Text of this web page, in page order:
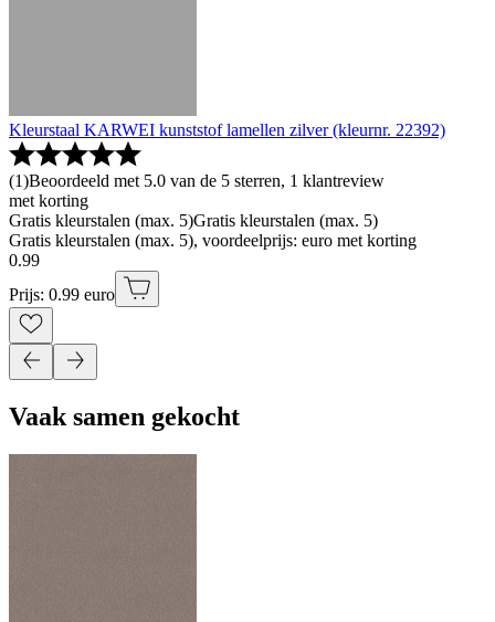
Kleurstaal KARWEI kunststof lamellen zilver (kleurnr. 22392)
(1)Beoordeeld met 5.0 van de 5 sterren, 1 klantreview
met korting
Gratis kleurstalen (max. 5)Gratis kleurstalen (max. 5)
Gratis kleurstalen (max. 5), voordeelprijs: euro met korting
0.99
Prijs: 0.99 euro
Vaak samen gekocht